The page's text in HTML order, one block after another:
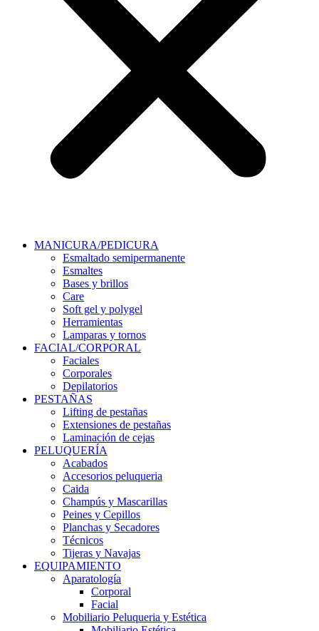
MANICURA/PEDICURA
Esmaltado semipermanente
Esmaltes
Bases y brillos
Care
Soft gel y polygel
Herramientas
Lamparas y tornos
FACIAL/CORPORAL
Faciales
Corporales
Depilatorios
PESTAÑAS
Lifting de pestañas
Extensiones de pestañas
Laminación de cejas
PELUQUERÍA
Acabados
Accesorios peluqueria
Caida
Champús y Mascarillas
Peines y Cepillos
Planchas y Secadores
Técnicos
Tijeras y Navajas
EQUIPAMIENTO
Aparatología
Corporal
Facial
Mobiliario Peluqueria y Estética